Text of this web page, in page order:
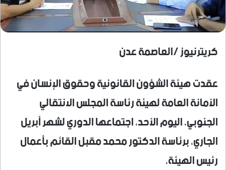
كريترنيوز /العاصمة عدن
عقدت هيئة الشؤون القانونية وحقوق الإنسان في
الأمانة العامة لهيئة رئاسة المجلس الانتقالي
الجنوبي، اليوم الأحد، اجتماعها الدوري لشهر أبريل
الجاري، برئاسة الدكتور محمد مقبل القائم بأعمال
رئيس الهيئة.